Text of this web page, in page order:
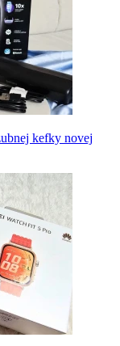
kefky novej